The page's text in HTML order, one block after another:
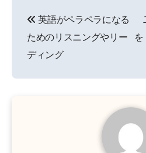
稿
ナ
ビ
英語がペラペラになる
ためのリスニングやリー
ディング